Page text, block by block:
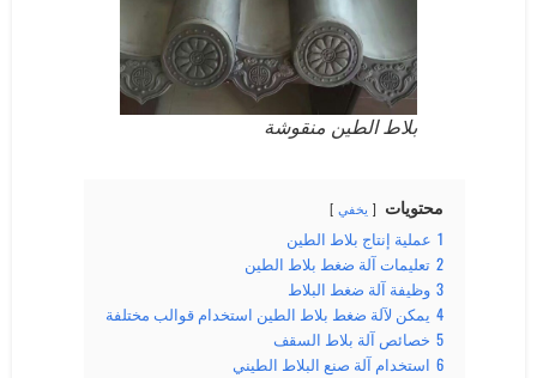
بلاط الطين منقوشة
محتويات يخفي
1 عملية إنتاج بلاط الطين
2 تعليمات آلة ضغط بلاط الطين
3 وظيفة آلة ضغط البلاط
4 يمكن لآلة ضغط بلاط الطين استخدام قوالب مختلفة
5 خصائص آلة بلاط السقف
6 استخدام آلة صنع البلاط الطيني